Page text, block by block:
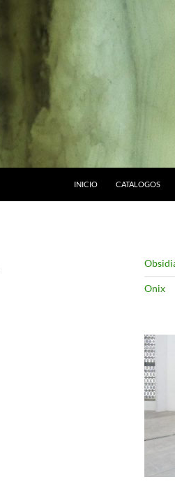
INICIO CATALOGOS
Onix